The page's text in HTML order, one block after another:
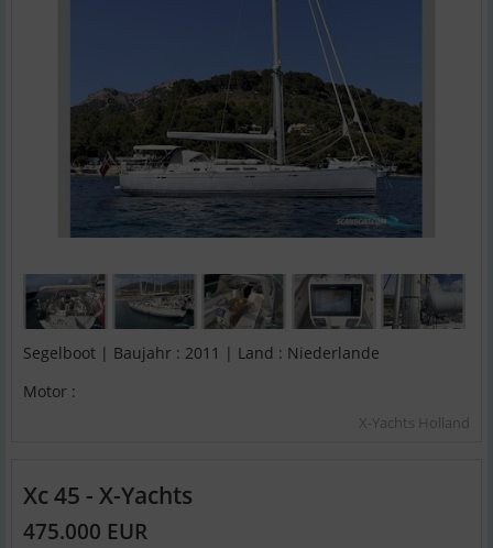
Segelboot | Baujahr : 2011 | Land : Niederlande
Motor :
X-Yachts Holland
Xc 45 - X-Yachts
475.000 EUR